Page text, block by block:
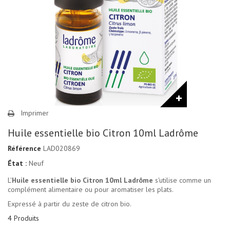
Imprimer
Huile essentielle bio Citron 10ml Ladrôme
Référence LAD020869
État : Neuf
L'Huile essentielle bio Citron 10ml Ladrôme s'utilise comme un
complément alimentaire ou pour aromatiser les plats.
Expressé à partir du zeste de citron bio.
4 Produits